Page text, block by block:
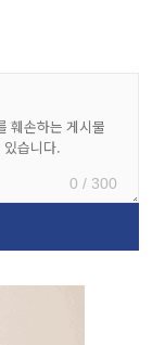
0 / 300